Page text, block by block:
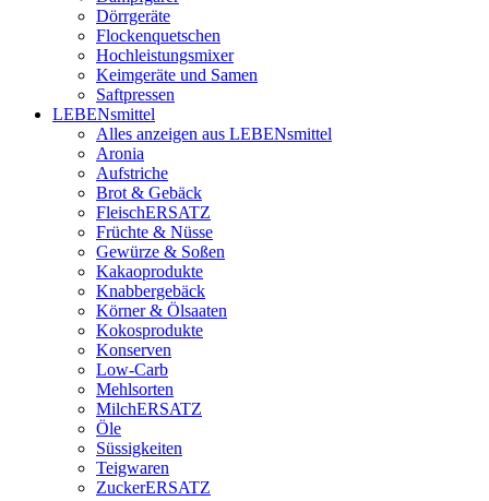
Dörrgeräte
Flockenquetschen
Hochleistungsmixer
Keimgeräte und Samen
Saftpressen
LEBENsmittel
Alles anzeigen aus LEBENsmittel
Aronia
Aufstriche
Brot & Gebäck
FleischERSATZ
Früchte & Nüsse
Gewürze & Soßen
Kakaoprodukte
Knabbergebäck
Körner & Ölsaaten
Kokosprodukte
Konserven
Low-Carb
Mehlsorten
MilchERSATZ
Öle
Süssigkeiten
Teigwaren
ZuckerERSATZ